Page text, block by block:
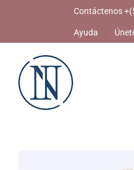
Contáctenos
Ayuda